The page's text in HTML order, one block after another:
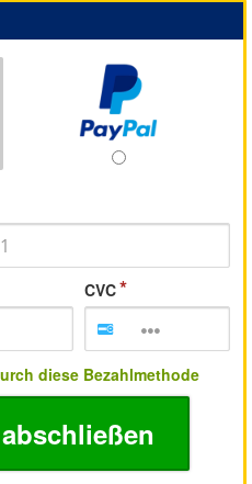
CVC
diese Bezahlmethode